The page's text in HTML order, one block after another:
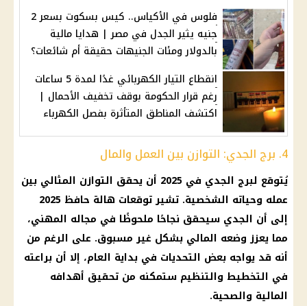
فلوس في الأكياس.. كيس بسكوت بسعر 2
جنيه يثير الجدل في مصر | هدايا مالية
بالدولار ومئات الجنيهات حقيقة أم شائعات؟
انقطاع التيار الكهربائي غدًا لمدة 5 ساعات
رغم قرار الحكومة بوقف تخفيف الأحمال |
اكتشف المناطق المتأثرة بفصل الكهرباء
4. برج الجدي: التوازن بين العمل والمال
يُتوقع لبرج الجدي في 2025 أن يحقق التوازن المثالي بين
عمله وحياته الشخصية. تشيرتوقعات
هالة حافظ 2025
إلى أن الجدي سيحقق نجاحًا ملحوظًا في مجاله المهني،
مما يعزز وضعه المالي بشكل غير مسبوق. على الرغم من
أنه قد يواجه بعض التحديات في بداية العام، إلا أن براعته
في التخطيط والتنظيم ستمكنه من تحقيق أهدافه
المالية والصحية.